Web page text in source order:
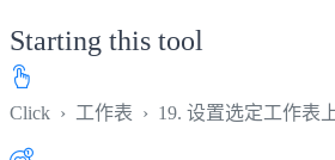
Starting this tool
Click › 工作表 › 19. 设置选定工作表